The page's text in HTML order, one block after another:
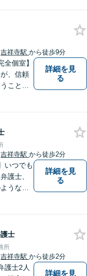
吉祥寺駅 から徒歩9分
全個室】
、信頼
ことで
決策を
速な対
詳細を見
る
吉祥寺駅 から徒歩2分
いつでも
護士、
うな弁
談くだ
詳細を見
る
士
所
吉祥寺駅 から徒歩2分
護士2人
詳細を見